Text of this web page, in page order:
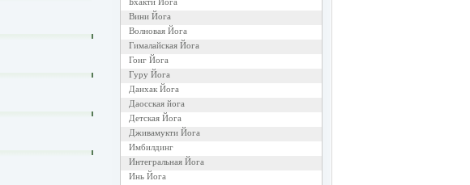
Вини Йога
Волновая Йога
Гималайская Йога
Гонг Йога
Гуру Йога
Данхак Йога
Даосская йога
Детская Йога
Дживамукти Йога
Имбилдинг
Интегральная Йога
Инь Йога